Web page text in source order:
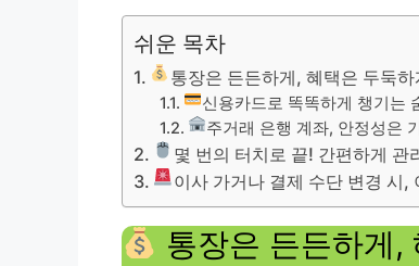
쉬운 목차
통장은 든든하게, 혜택은 두둑
신용카드로 똑똑하게 챙기는
주거래 은행 계좌, 안정성은
몇 번의 터치로 끝! 간편하게 관
이사 가거나 결제 수단 변경 시,
통장은 든든하게,